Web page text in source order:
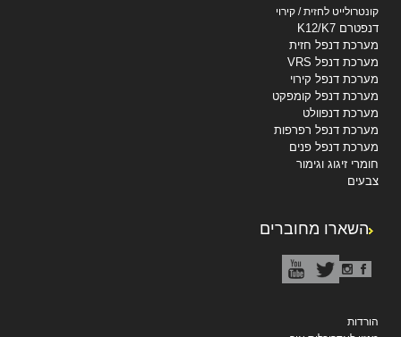
קונטרולייט לחזית / קירוי
דנפטרם K12/K7
מערכת דנפל חזית
מערכת דנפל VRS
מערכת דנפל קירוי
מערכת דנפל קומפקט
מערכת דנפוולט
מערכת דנפל רפרפות
מערכת דנפל פנים
חומרי זיגוג וגימור
צבעים
השארו מחוברים
הורדות